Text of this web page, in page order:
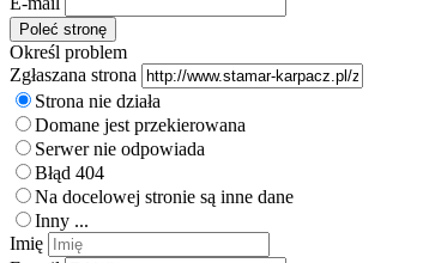
Określ problem
Zgłaszana strona
Strona nie działa
Domane jest przekierowana
Serwer nie odpowiada
Błąd 404
Na docelowej stronie są inne dane
Inny ...
Imię